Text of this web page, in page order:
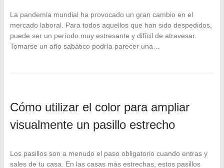
La pandemia mundial ha provocado un gran cambio en el
mercado laboral. Para todos aquellos que han sido despedidos,
puede ser un período muy estresante y difícil de atravesar.
Tomarse un año sabático podría parecer una…
Cómo utilizar el color para ampliar
visualmente un pasillo estrecho
Los pasillos son a menudo el paso obligatorio cuando entras y
sales de tu casa. En las casas más estrechas, estos pasillos